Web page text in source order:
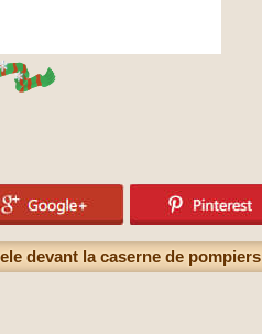
devant la caserne de pompiers